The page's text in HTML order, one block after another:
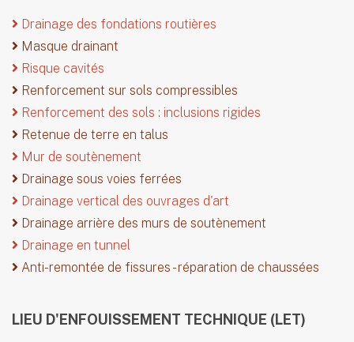
Drainage des fondations routières
Masque drainant
Risque cavités
Renforcement sur sols compressibles
Renforcement des sols : inclusions rigides
Retenue de terre en talus
Mur de soutènement
Drainage sous voies ferrées
Drainage vertical des ouvrages d'art
Drainage arrière des murs de soutènement
Drainage en tunnel
Anti-remontée de fissures - réparation de chaussées
LIEU D'ENFOUISSEMENT TECHNIQUE (LET)